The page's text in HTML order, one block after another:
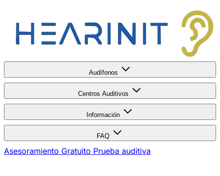
Audífonos
Centros Auditivos
Información
FAQ
Asesoramiento Gratuito Prueba auditiva